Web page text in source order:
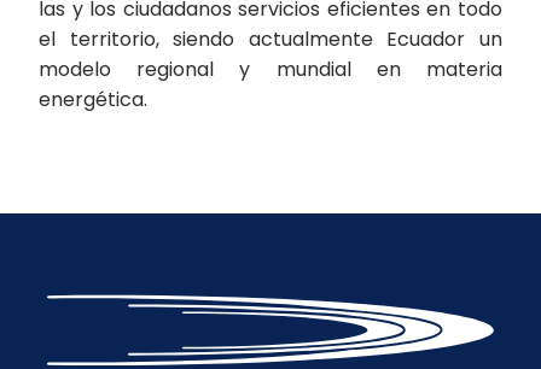
las y los ciudadanos servicios eficientes en todo
el territorio, siendo actualmente Ecuador un
modelo regional y mundial en materia
energética.